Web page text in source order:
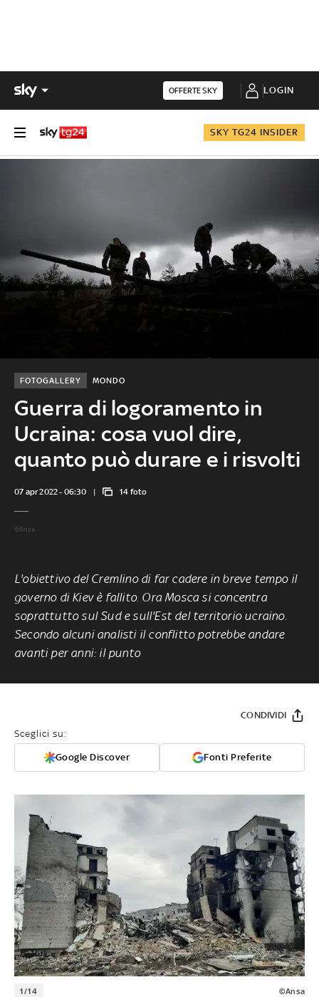
OFFERTE SKY LOGIN
SKY TG24 INSIDER
Guerra di logoramento in
Ucraina: cosa vuol dire,
quanto può durare e i risvolti
MONDO
FOTOGALLERY
07 apr 2022 - 06:30 14 foto
©Ansa
L'obiettivo del Cremlino di far cadere in breve tempo il
governo di Kiev è fallito. Ora Mosca si concentra
soprattutto sul Sud e sull'Est del territorio ucraino.
Secondo alcuni analisti il conflitto potrebbe andare
avanti per anni: il punto
Sceglici su:
Google Discover Fonti Preferite
CONDIVIDI
1/14 ©Ansa